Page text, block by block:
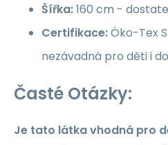
Šířka:160 cm -
Certifikace:Öko-Tex
nezávadná pro děti i
Časté Otázky:
Je tato látka vhodná pro